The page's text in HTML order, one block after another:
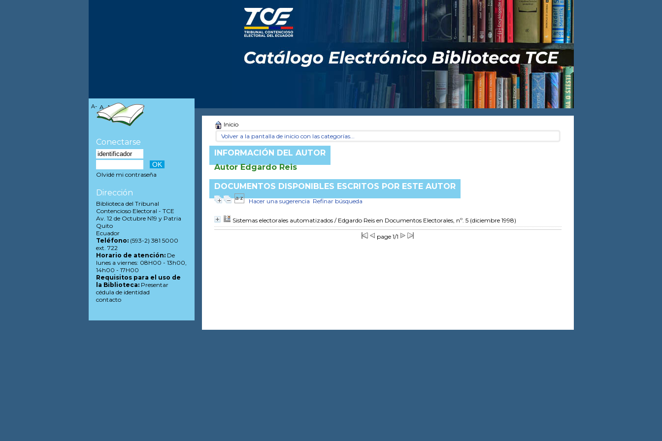
Inicio
Volver a la pantalla de inicio con las categorías...
INFORMACIÓN DEL AUTOR
Autor Edgardo Reis
DOCUMENTOS DISPONIBLES ESCRITOS POR ESTE AUTOR
Hacer una sugerencia Refinar búsqueda
Sistemas electorales automatizados/ Edgardo Reis en Documentos Electorales, nº. 5 (diciembre 1998)
page 1/1
A- A A+
Conectarse
Olvidé mi contraseña
Dirección
Biblioteca del Tribunal
Contencioso Electoral - TCE
Av. 12 de Octubre N19 y Patria
Quito
Ecuador
Teléfono:(593-2) 381 5000
ext. 722
Horario de atención:De
lunes a viernes: 08H00 - 13h00,
14h00 - 17H00
Requisitos para el uso de
la Biblioteca:Presentar
cédula de identidad
contacto